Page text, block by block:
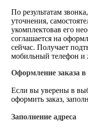
По результатам
уточнения,
укомплектовав его
соглашается на
сейчас. Получает
мобильный телефон и
Оформление заказа
Если вы уверены в
оформить заказ,
Заполнение адреса